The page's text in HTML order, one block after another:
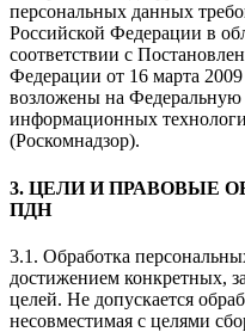
персональных данных
Российской Федерации в
соответствии с
Федерации от 16 марта
возложены на Федеральную
информационных
(Роскомнадзор).
3. ЦЕЛИ И ПРАВОВЫЕ
ПДН
3.1. Обработка
достижением конкретных,
целей. Не допускается
несовместимая с целями